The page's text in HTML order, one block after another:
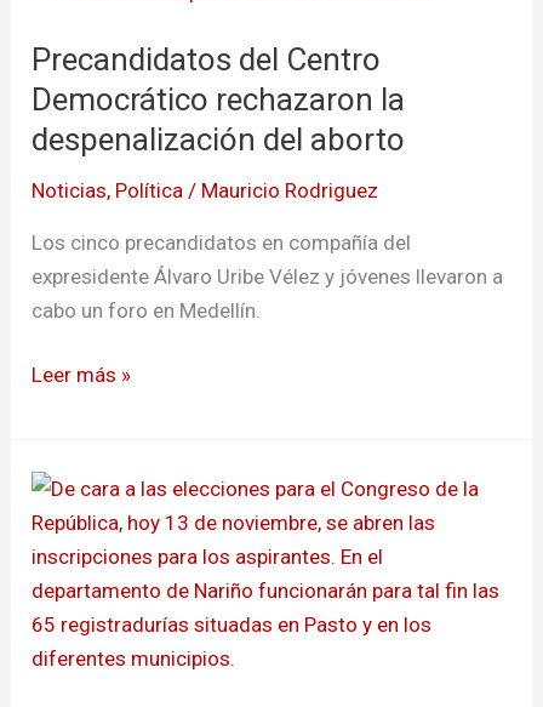
Precandidatos del Centro
Democrático rechazaron la
despenalización del aborto
Noticias, Política / Mauricio Rodriguez
Los cinco precandidatos en compañía del
expresidente Álvaro Uribe Vélez y jóvenes llevaron a
cabo un foro en Medellín.
Centro
Democrático
rechazaron
la
despenalización
Leer más »
Hoy
se
abren
las
inscripciones
para